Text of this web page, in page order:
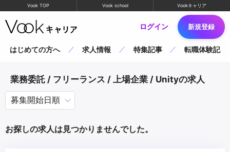
Vook TOP Vook school Vookキャリア
ログイン 新規登録
はじめての方へ 求人情報 特集記事 転職体験記
業務委託 / フリーランス / 上場企業 / Unityの求人
お探しの求人は見つかりませんでした。